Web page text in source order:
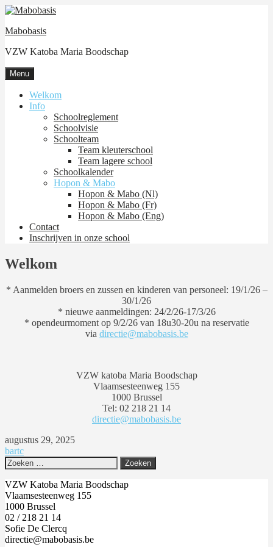
Skip
content
Mabobasis
VZW Katoba Maria Boodschap
Menu
Welkom
Info
Schoolreglement
Schoolvisie
Schoolteam
Team kleuterschool
Team lagere school
Schoolkalender
Hopon & Mabo
Hopon & Mabo (Nl)
Hopon & Mabo (Fr)
Hopon & Mabo (Eng)
Contact
Inschrijven in onze school
Welkom
* Aanmelden broers en zussen en kinderen van personeel: 19/1/26 –
30/1/26
* nieuwe aanmeldingen: 24/2/26-17/3/26
* opendeurmoment op 9/2/26 van 18u30-20u na reservatie
via directie@mabobasis.be
VZW katoba Maria Boodschap
Vlaamsesteenweg 155
1000 Brussel
Tel: 02 218 21 14
directie@mabobasis.be
augustus 29, 2025
bartc
Zoeken
naar:
VZW Katoba Maria Boodschap
Vlaamsesteenweg 155
1000 Brussel
02 / 218 21 14
Sofie De Clercq
directie@mabobasis.be